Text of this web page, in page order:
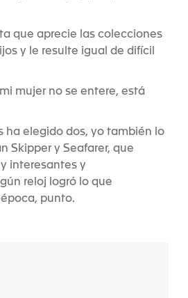
que aprecie las colecciones
y le resulte igual de difícil
mujer no se entere, está
ha elegido dos, yo también lo
Skipper y Seafarer, que
interesantes y
reloj logró lo que
punto.